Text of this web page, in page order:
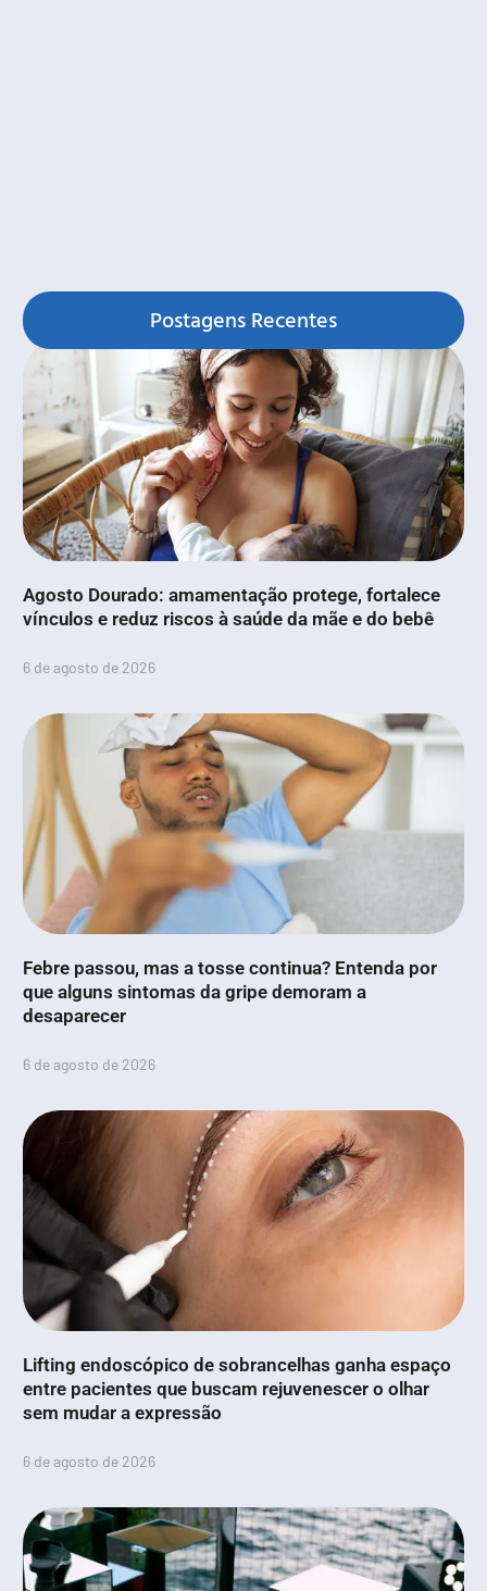
Postagens Recentes
Agosto Dourado: amamentação protege, fortalece
vínculos e reduz riscos à saúde da mãe e do bebê
6 de agosto de 2026
Febre passou, mas a tosse continua? Entenda por
que alguns sintomas da gripe demoram a
desaparecer
6 de agosto de 2026
Lifting endoscópico de sobrancelhas ganha espaço
entre pacientes que buscam rejuvenescer o olhar
sem mudar a expressão
6 de agosto de 2026